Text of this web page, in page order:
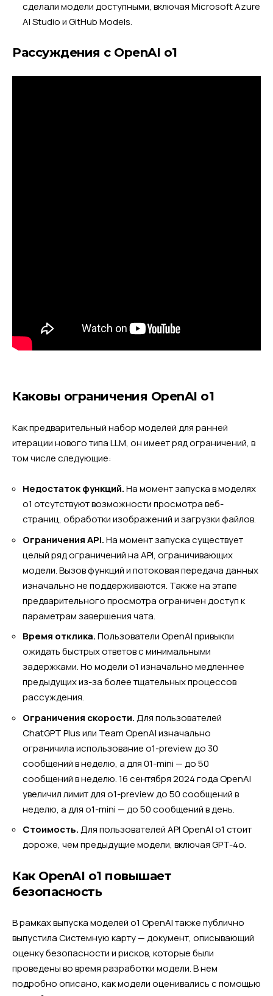
сделали модели доступными, включая Microsoft Azure
AI Studio и GitHub Models.
Рассуждения с OpenAI o1
Каковы ограничения OpenAI o1
Как предварительный набор моделей для ранней
итерации нового типа LLM, он имеет ряд ограничений, в
том числе следующие:
Недостаток функций.На момент запуска в моделях
o1 отсутствуют возможности просмотра веб-
страниц, обработки изображений и загрузки файлов.
Ограничения API.На момент запуска существует
целый ряд ограничений на API, ограничивающих
модели. Вызов функций и потоковая передача данных
изначально не поддерживаются. Также на этапе
предварительного просмотра ограничен доступ к
параметрам завершения чата.
Время отклика.Пользователи OpenAI привыкли
ожидать быстрых ответов с минимальными
задержками. Но модели o1 изначально медленнее
предыдущих из-за более тщательных процессов
рассуждения.
Ограничения скорости.Для пользователей
ChatGPT Plus или Team OpenAI изначально
ограничила использование o1-preview до 30
сообщений в неделю, а для 01-mini — до 50
сообщений в неделю. 16 сентября 2024 года OpenAI
увеличил лимит для o1-preview до 50 сообщений в
неделю, а для o1-mini — до 50 сообщений в день.
Стоимость.Для пользователей API OpenAI o1 стоит
дороже, чем предыдущие модели, включая GPT-4o.
Как OpenAI o1 повышает
безопасность
В рамках выпуска моделей o1 OpenAI также публично
выпустила Системную карту — документ, описывающий
оценку безопасности и рисков, которые были
проведены во время разработки модели. В нем
подробно описано, как модели оценивались с помощью